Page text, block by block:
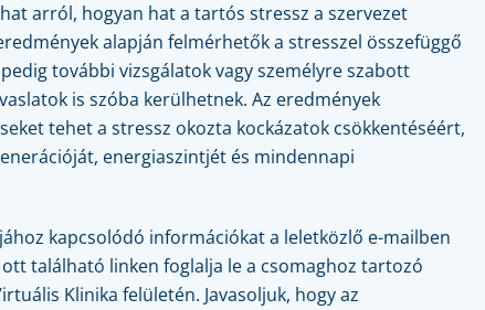
arról, hogyan hat a tartós stressz a szervezet
alapján felmérhetők a stresszel összefüggő
további vizsgálatok vagy személyre szabott
is szóba kerülhetnek. Az eredmények
tehet a stressz okozta kockázatok csökkentéséért,
energiaszintjét és mindennapi
kapcsolódó információkat a leletközlő e-mailben
található linken foglalja le a csomaghoz tartozó
Klinika felületén. Javasoljuk, hogy az